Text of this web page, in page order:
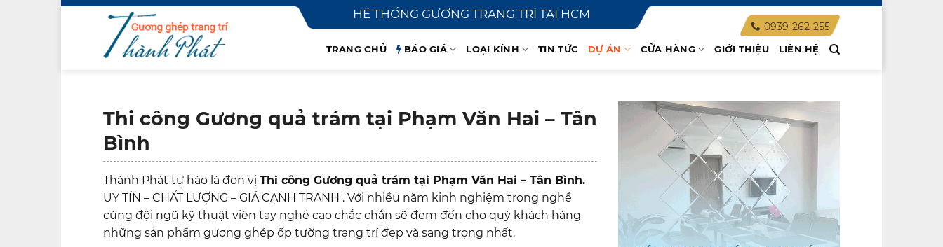
Skip
HỆ THỐNG GƯƠNG TRANG TRÍ TẠI HCM
0939-262-255
TRANG CHỦ BÁO GIÁ LOẠI KÍNH TIN TỨC DỰ ÁN CỬA HÀNG GIỚI THIỆU LIÊN HỆ
Thi công Gương quả trám tại Phạm Văn Hai – Tân
Bình
Thành Phát tự hào là đơn vị Thi công Gương quả trám tại Phạm Văn Hai – Tân Bình.
UY TÍN – CHẤT LƯỢNG – GIÁ CẠNH TRANH . Với nhiều năm kinh nghiệm trong nghề
cùng đội ngũ kỹ thuật viên tay nghề cao chắc chắn sẽ đem đến cho quý khách hàng
những sản phẩm gương ghép ốp tường trang trí đẹp và sang trọng nhất.